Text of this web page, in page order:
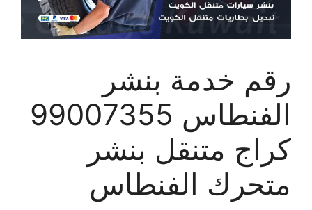
رقم خدمة بنشر
الفنطاس 99007355
كراج متنقل بنشر
متحرك الفنطاس